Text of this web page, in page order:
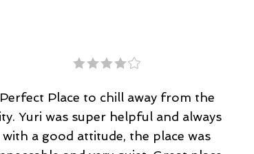
This is a beautiful property and Juri
and the rest of the staff were so
lovely. I highly recommend this